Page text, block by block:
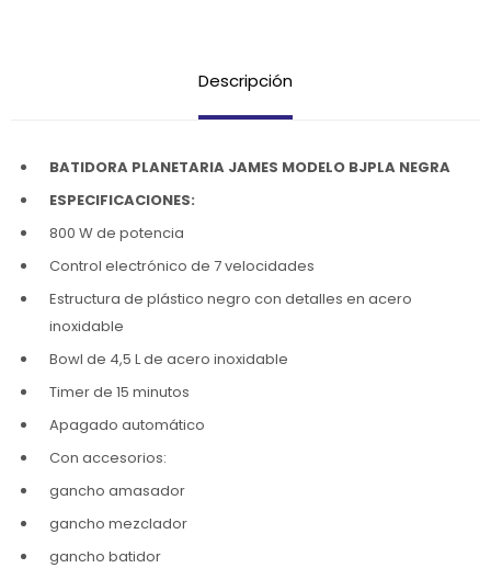
Descripción
BATIDORA PLANETARIA JAMES MODELO BJPLA NEGRA
ESPECIFICACIONES:
800 W de potencia
Control electrónico de 7 velocidades
Estructura de plástico negro con detalles en acero
inoxidable
Bowl de 4,5 L de acero inoxidable
Timer de 15 minutos
Apagado automático
Con accesorios:
gancho amasador
gancho mezclador
gancho batidor